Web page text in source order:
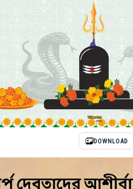
DOWNLOAD